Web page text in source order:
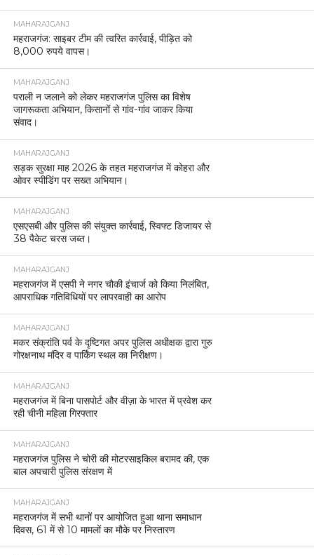
MAHARAJGANJ
महराजगंज: साइबर टीम की त्वरित कार्रवाई, पीड़ित को
8,000 रुपये वापस।
MAHARAJGANJ
पराली न जलाने को लेकर महराजगंज पुलिस का विशेष
जागरूकता अभियान, किसानों से गांव-गांव जाकर किया
संवाद।
MAHARAJGANJ
सड़क सुरक्षा माह 2026 के तहत महराजगंज में कोहरा और
ओवर स्पीडिंग पर सख्त अभियान।
MAHARAJGANJ
एसएसबी और पुलिस की संयुक्त कार्रवाई, स्विफ्ट डिजायर से
38 पैकेट चरस जब्त।
MAHARAJGANJ
महराजगंज में एसपी ने नगर चौकी इंचार्ज को किया निलंबित,
आपराधिक गतिविधियों पर लापरवाही का आरोप
MAHARAJGANJ
मकर संक्रांति पर्व के दृष्टिगत अपर पुलिस अधीक्षक द्वारा गुरु
गोरक्षनाथ मंदिर व पार्किंग स्थल का निरीक्षण।
MAHARAJGANJ
महराजगंज में बिना पासपोर्ट और वीज़ा के भारत में प्रवेश कर
रही चीनी महिला गिरफ्तार
MAHARAJGANJ
महराजगंज पुलिस ने चोरी की मोटरसाइकिल बरामद की, एक
बाल अपचारी पुलिस संरक्षण में
MAHARAJGANJ
महराजगंज में सभी थानों पर आयोजित हुआ थाना समाधान
दिवस, 61 में से 10 मामलों का मौके पर निस्तारण